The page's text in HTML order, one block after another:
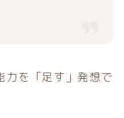
力を「足す」発想で